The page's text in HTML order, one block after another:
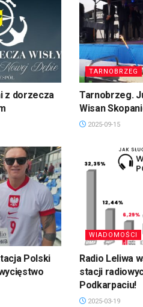
z dorzecza
TARNOBRZEG
Tarnobrzeg.
Wisan
2025-09-15
Polski
WIADOMOŚCI
Radio Leliwa
stacji
Podkarpaciu!
2025-03-19